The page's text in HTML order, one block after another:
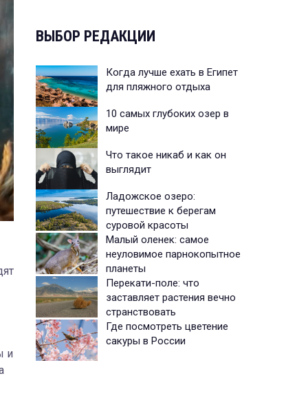
и
ВЫБОР РЕДАКЦИИ
Когда лучше ехать в Египет
для пляжного отдыха
10 самых глубоких озер в
мире
Что такое никаб и как он
выглядит
Ладожское озеро:
путешествие к берегам
суровой красоты
Малый оленек: самое
неуловимое парнокопытное
планеты
Перекати-поле: что
заставляет растения вечно
странствовать
Где посмотреть цветение
сакуры в России